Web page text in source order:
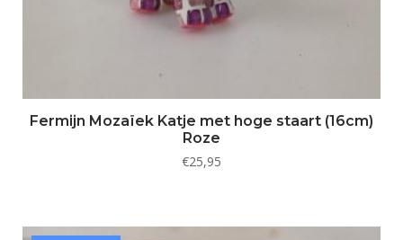
Fermijn Mozaïek Katje met hoge staart (16cm)
Roze
€25,95